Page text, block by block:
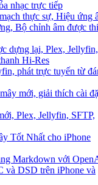
nhạc trực tiếp
thực sự, Hiệu ứng
Bộ chỉnh âm được
dựng lại, Plex, Jellyfin,
Hi-Res
phát trực tuyến từ
mới, giải thích cài
Plex, Jellyfin, SFTP,
Tốt Nhất cho iPhone
Markdown với
và DSD trên iPhone và